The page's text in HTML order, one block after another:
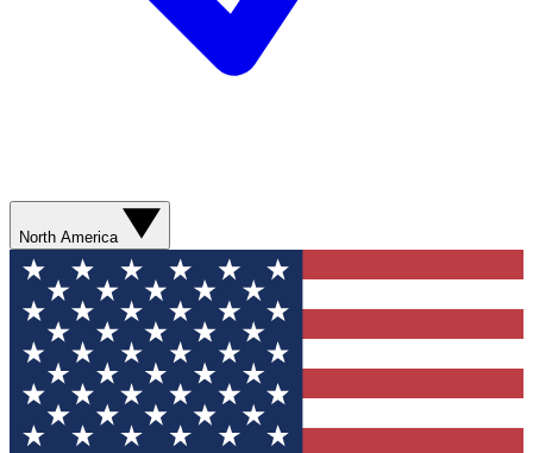
North America